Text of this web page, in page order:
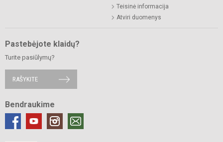
Teisinė informacija
Atviri duomenys
Pastebėjote klaidų?
Turite pasiūlymų?
RAŠYKITE
Bendraukime